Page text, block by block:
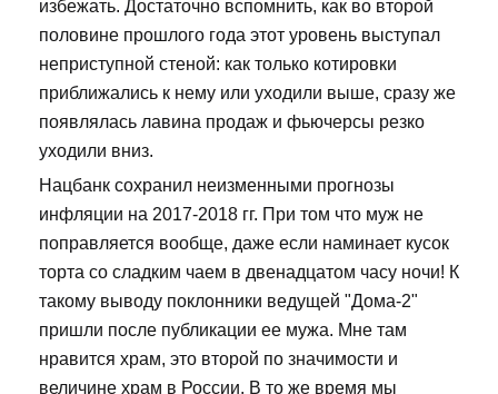
избежать. Достаточно вспомнить, как во второй
половине прошлого года этот уровень выступал
неприступной стеной: как только котировки
приближались к нему или уходили выше, сразу же
появлялась лавина продаж и фьючерсы резко
уходили вниз.
Нацбанк сохранил неизменными прогнозы
инфляции на 2017-2018 гг. При том что муж не
поправляется вообще, даже если наминает кусок
торта со сладким чаем в двенадцатом часу ночи! К
такому выводу поклонники ведущей "Дома-2"
пришли после публикации ее мужа. Мне там
нравится храм, это второй по значимости и
величине храм в России. В то же время мы